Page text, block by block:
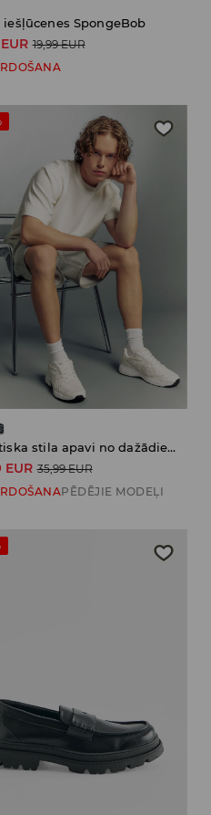
iešļūcenes SpongeBob
19,99 EUR
Sportiska stila apavi no dažādiem materiāliem
EUR 35,99 EUR
PĒDĒJIE MODEĻI